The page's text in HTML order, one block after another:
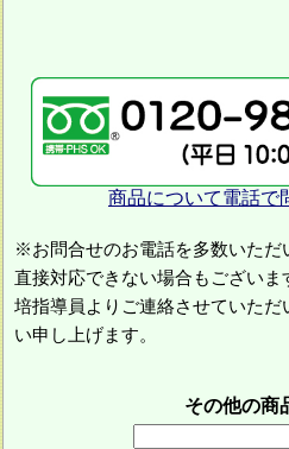
商品について電話で
※お問合せのお電話を多数いただ
直接対応できない場合もござい
培指導員よりご連絡させていた
い申し上げます。
その他の商